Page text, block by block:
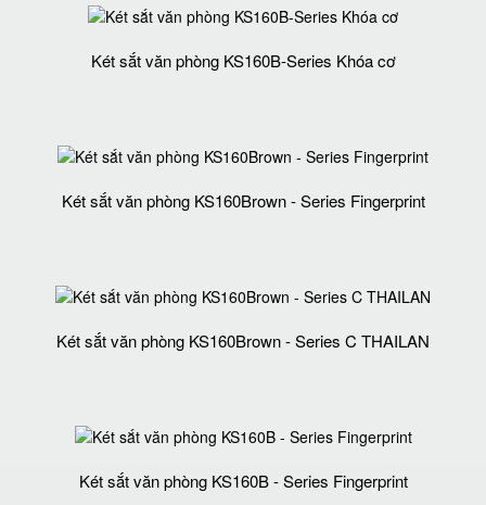
Két sắt văn phòng KS160B-Series Khóa cơ
Két sắt văn phòng KS160Brown - Series Fingerprint
Két sắt văn phòng KS160Brown - Series C THAILAN
Két sắt văn phòng KS160B - Series Fingerprint